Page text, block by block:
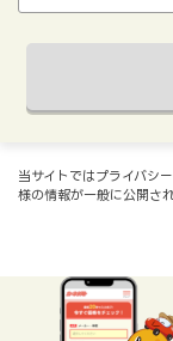
当サイトではプライバシ
様の情報が一般に公開さ